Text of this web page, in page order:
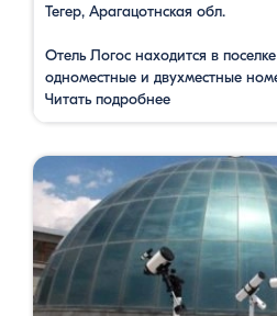
Тегер, Арагацотнская обл.
Отель Логос находится в
одноместные и двухместные
которых входит завтрак ,
проживания. Номера имеют
полотенцем, туалетно-
принадлежностями и феном.
на балкон с видом на сад и
Читать подробнее